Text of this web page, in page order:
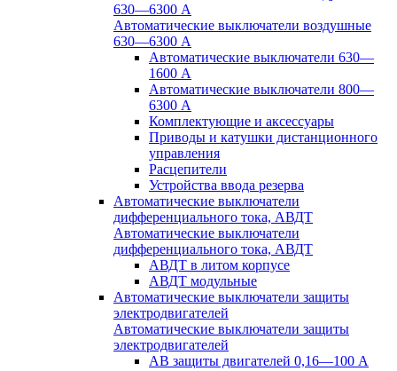
630—6300 А
Автоматические выключатели воздушные
630—6300 А
Автоматические выключатели 630—
1600 А
Автоматические выключатели 800—
6300 А
Комплектующие и аксессуары
Приводы и катушки дистанционного
управления
Расцепители
Устройства ввода резерва
Автоматические выключатели
дифференциального тока, АВДТ
Автоматические выключатели
дифференциального тока, АВДТ
АВДТ в литом корпусе
АВДТ модульные
Автоматические выключатели защиты
электродвигателей
Автоматические выключатели защиты
электродвигателей
АВ защиты двигателей 0,16—100 А